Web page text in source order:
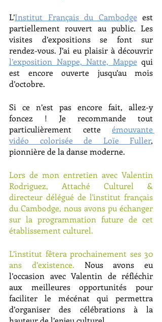
L’Institut Français du Cambodge est
partiellement rouvert au public. Les
visites d’expositions se font sur
l’exposition Nappe, Natte, Mappe qui
est encore ouverte jusqu’au mois
d’octobre.
Si ce n’est pas encore fait, allez-y
foncez ! Je recommande tout
particulièrement cette émouvante
vidéo colorisée de Loïe Fuller,
pionnière de la danse moderne.
Lors de mon entretien avec Valentin
Rodriguez, Attaché Culturel &
directeur délégué de l'institut français
du Cambodge, nous avons pu échanger
sur la programmation future de cet
établissement culturel.
L’institut fêtera prochainement ses 30
ans d’existence. Nous avons eu
l’occasion avec Valentin de réfléchir
aux meilleures opportunités pour
faciliter le mécénat qui permettra
d’organiser des célébrations à la